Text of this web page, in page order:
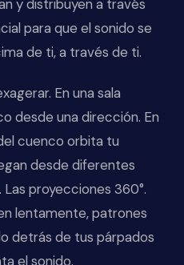
y distribuyen a través
para que el sonido se
de ti, a través de ti.
En una sala
desde una dirección. En
cuenco orbita tu
desde diferentes
proyecciones 360°.
lentamente, patrones
detrás de tus párpados
el sonido.